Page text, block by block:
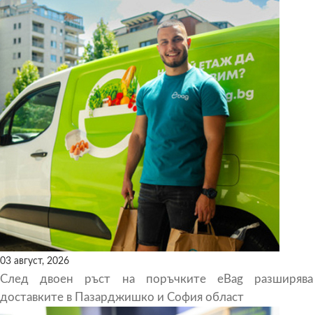
03 август, 2026
След двоен ръст на поръчките eBag разширява
доставките в Пазарджишко и София област